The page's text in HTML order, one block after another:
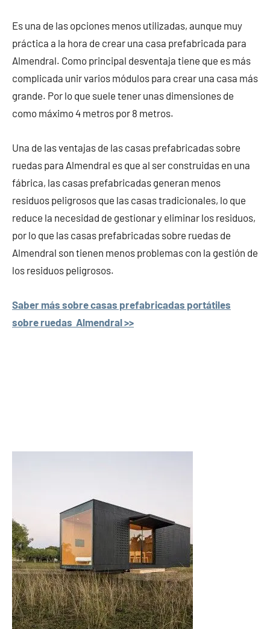
Es una de las opciones menos utilizadas, aunque muy
práctica a la hora de crear una casa prefabricada para
Almendral. Como principal desventaja tiene que es más
complicada unir varios módulos para crear una casa más
grande. Por lo que suele tener unas dimensiones de
como máximo 4 metros por 8 metros.
Una de las ventajas de las casas prefabricadas sobre
ruedas para Almendral es que al ser construidas en una
fábrica, las casas prefabricadas generan menos
residuos peligrosos que las casas tradicionales, lo que
reduce la necesidad de gestionar y eliminar los residuos,
por lo que las casas prefabricadas sobre ruedas de
Almendral son tienen menos problemas con la gestión de
los residuos peligrosos.
Saber más sobre casas prefabricadas portátiles
sobre ruedas Almendral >>